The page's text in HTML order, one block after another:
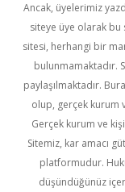
Ancak, üyelerimiz
siteye üye olarak bu
sitesi, herhangi bir
bulunmamaktadır.
paylaşılmaktadır.
olup, gerçek kurum
Gerçek kurum ve
Sitemiz, kar amacı
platformudur.
düşündüğünüz